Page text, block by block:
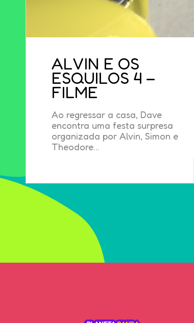
ALVIN E OS
ESQUILOS 4 –
FILME
Ao regressar a casa, Dave
encontra uma festa surpresa
organizada por Alvin, Simon e
Theodore...